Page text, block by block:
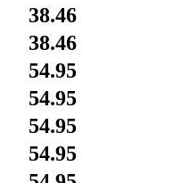
38.46
38.46
54.95
54.95
54.95
54.95